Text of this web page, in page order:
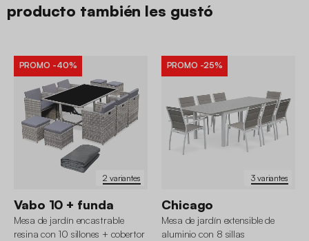
producto también les gustó
2 variantes
PROMO -40%
Vabo 10 + funda
Mesa de jardín encastrable
resina con 10 sillones + cobertor
3 variantes
PROMO -25%
Chicago
Mesa de jardín extensible de
aluminio con 8 sillas